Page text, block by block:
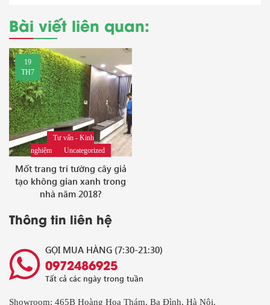
Bài viết liên quan:
19
TH7
Tư vấn - Kinh
nghiệm
Uncategorized
Mốt trang trí tường cây giả
tạo không gian xanh trong
nhà năm 2018?
Thông tin liên hệ
GỌI MUA HÀNG (7:30-21:30)
0972486925
Tất cả các ngày trong tuần
Showroom: 465B Hoàng Hoa Thám, Ba Đình, Hà Nội.